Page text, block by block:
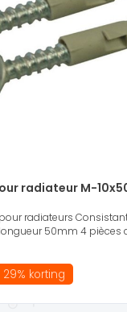
radiateur M-
radiateurs
50mm 4 pièces
29% korting